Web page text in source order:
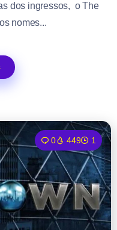
dos ingressos, o The
nomes...
0 449 1